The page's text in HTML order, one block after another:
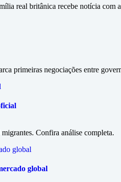
real britânica recebe notícia com
primeiras negociações entre
Confira análise completa.
global